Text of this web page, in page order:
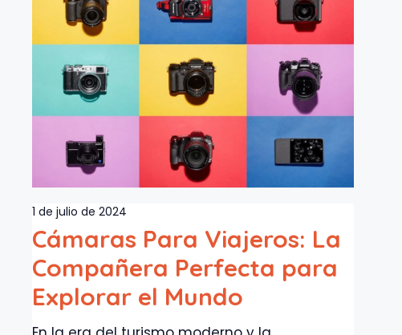
1 de julio de 2024
Cámaras Para Viajeros: La
Compañera Perfecta para
Explorar el Mundo